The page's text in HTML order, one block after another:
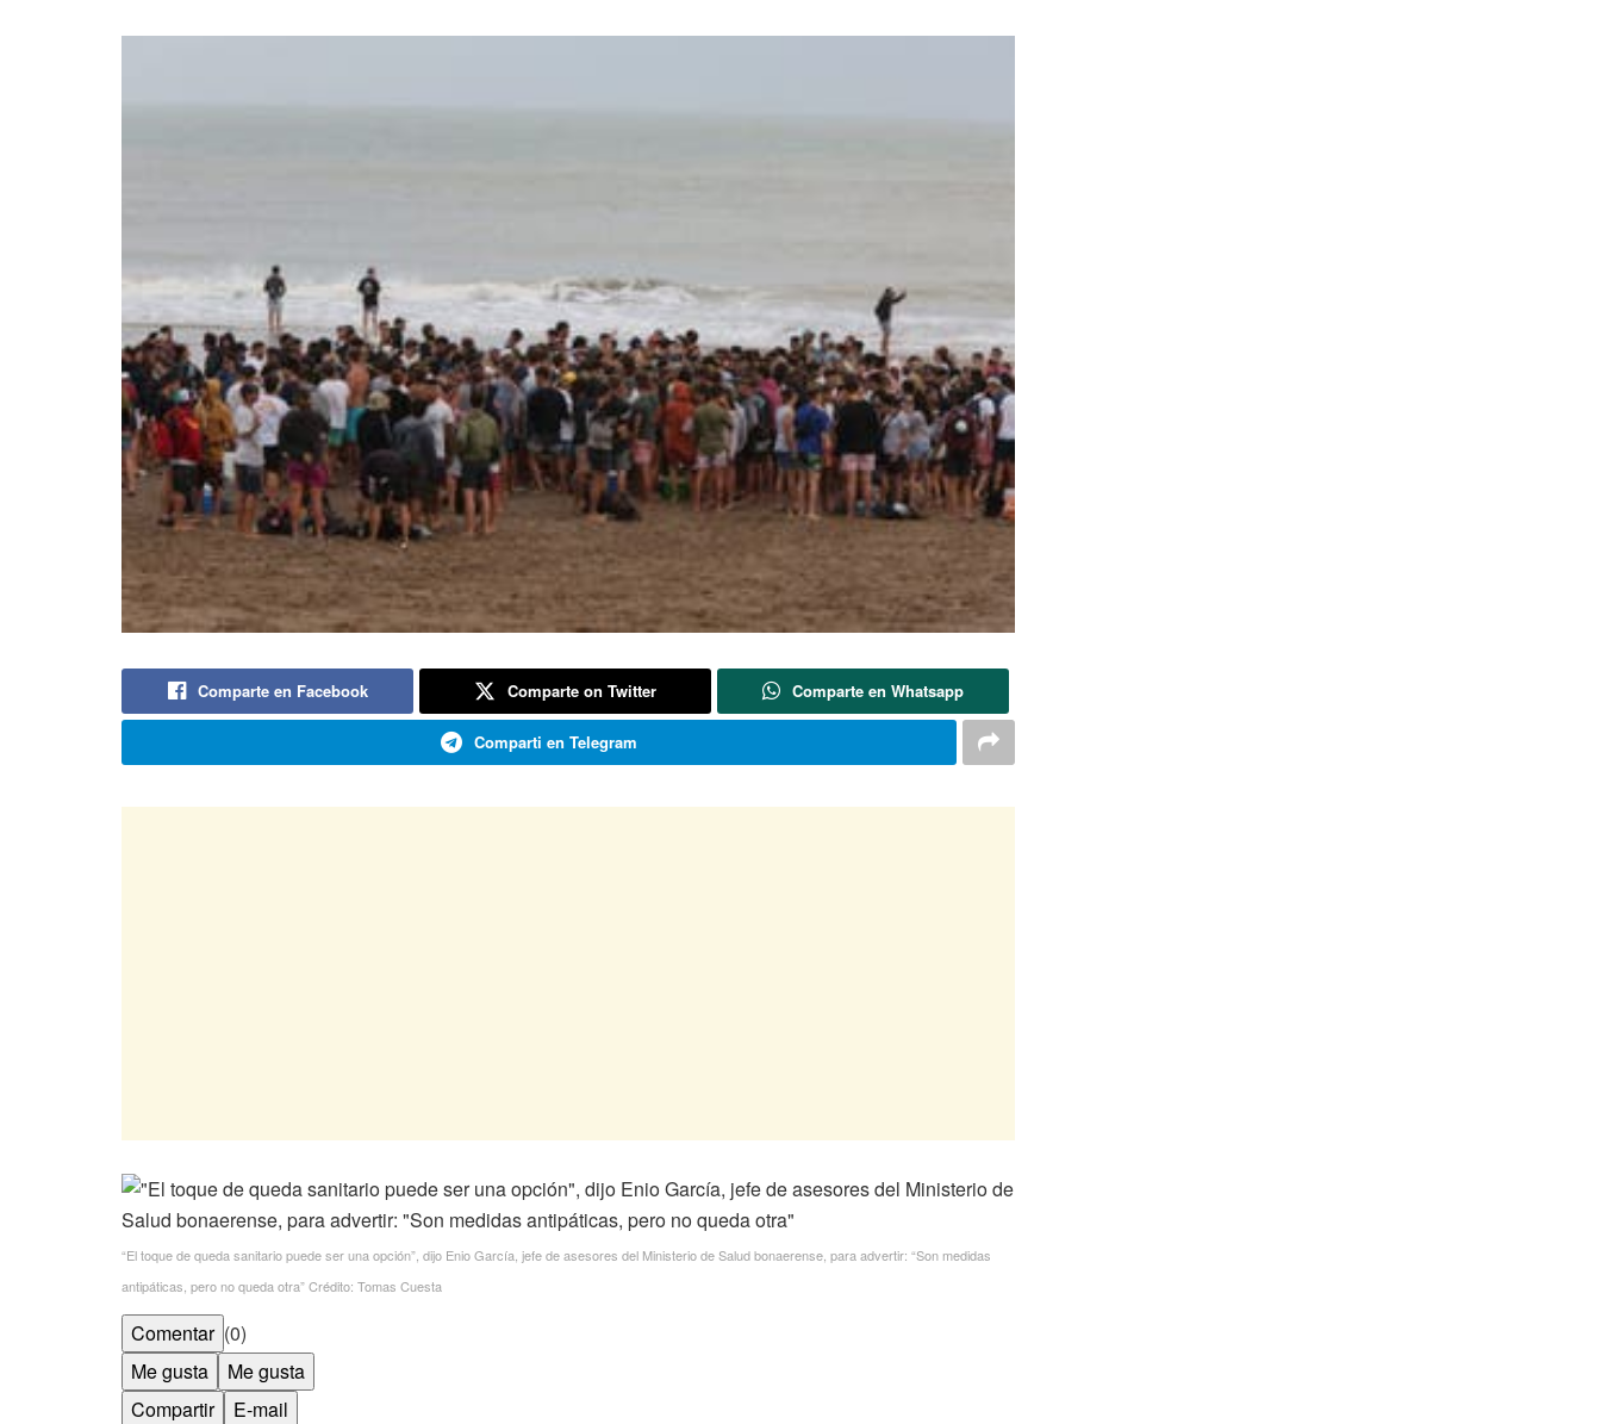
Comparte en Facebook Comparte on Twitter Comparte en Whatsapp
Comparti en Telegram
“El toque de queda sanitario puede ser una opción”, dijo Enio García, jefe de asesores del Ministerio de Salud bonaerense, para advertir: “Son medidas
antipáticas, pero no queda otra”Crédito: Tomas Cuesta
Comentar (0)
Me gusta
Me gusta
Compartir
E-mail